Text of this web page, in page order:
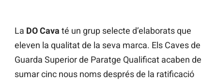
La DO Cava té un grup selecte d’elaborats que
eleven la qualitat de la seva marca. Els Caves de
Guarda Superior de Paratge Qualificat acaben de
sumar cinc nous noms després de la ratificació